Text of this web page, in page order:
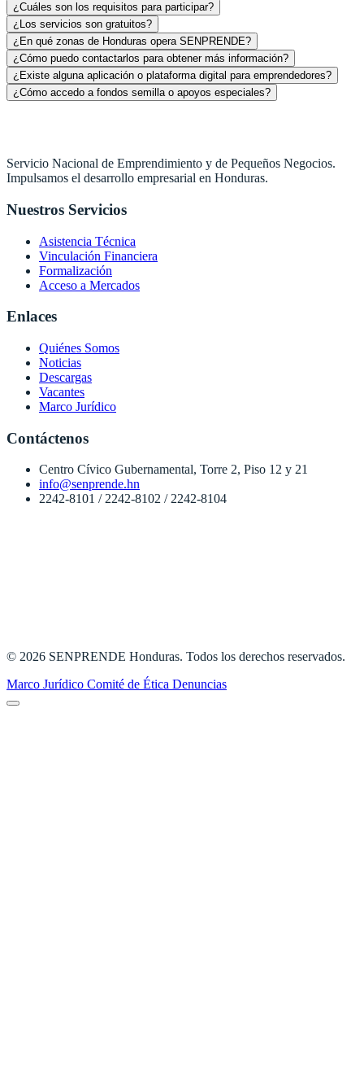
¿Cuáles son los requisitos para participar?
¿Los servicios son gratuitos?
¿En qué zonas de Honduras opera SENPRENDE?
¿Cómo puedo contactarlos para obtener más información?
¿Existe alguna aplicación o plataforma digital para emprendedores?
¿Cómo accedo a fondos semilla o apoyos especiales?
Servicio Nacional de Emprendimiento y de Pequeños Negocios.
Impulsamos el desarrollo empresarial en Honduras.
Nuestros Servicios
Asistencia Técnica
Vinculación Financiera
Formalización
Acceso a Mercados
Enlaces
Quiénes Somos
Noticias
Descargas
Vacantes
Marco Jurídico
Contáctenos
Centro Cívico Gubernamental, Torre 2, Piso 12 y 21
info@senprende.hn
2242-8101 / 2242-8102 / 2242-8104
© 2026 SENPRENDE Honduras. Todos los derechos reservados.
Marco Jurídico Comité de Ética Denuncias